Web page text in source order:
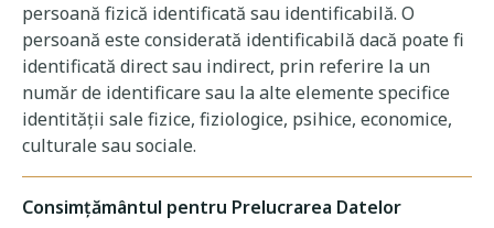
persoană fizică identificată sau identificabilă. O
persoană este considerată identificabilă dacă poate fi
identificată direct sau indirect, prin referire la un
număr de identificare sau la alte elemente specifice
identității sale fizice, fiziologice, psihice, economice,
culturale sau sociale.
Consimțământul pentru Prelucrarea Datelor